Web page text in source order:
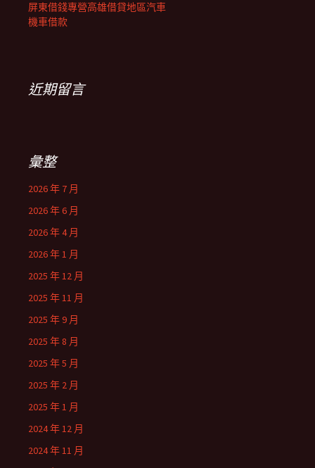
屏東借錢專營高雄借貸地區汽車
機車借款
近期留言
彙整
2026 年 7 月
2026 年 6 月
2026 年 4 月
2026 年 1 月
2025 年 12 月
2025 年 11 月
2025 年 9 月
2025 年 8 月
2025 年 5 月
2025 年 2 月
2025 年 1 月
2024 年 12 月
2024 年 11 月